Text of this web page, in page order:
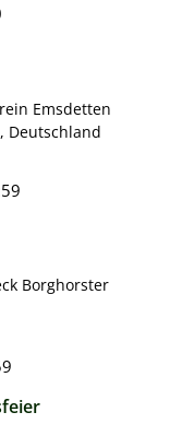
Emsdetten
Deutschland
Borghorster